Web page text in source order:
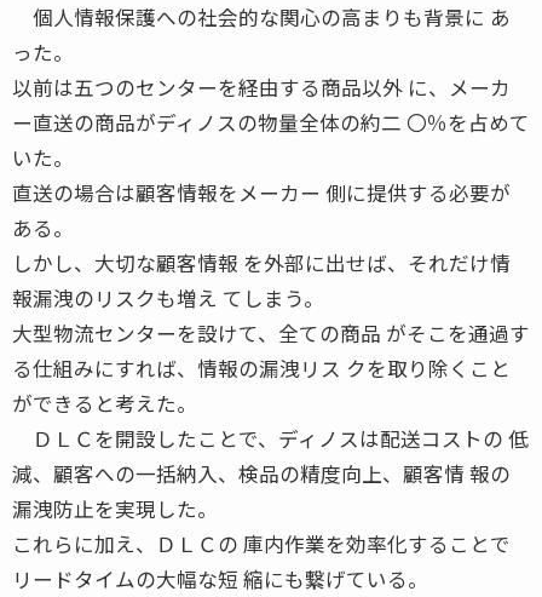
個人情報保護への社会的な関心の高まりも背景に あ
った。
以前は五つのセンターを経由する商品以外 に、メーカ
ー直送の商品がディノスの物量全体の約二 〇％を占めて
いた。
直送の場合は顧客情報をメーカー 側に提供する必要が
ある。
しかし、大切な顧客情報 を外部に出せば、それだけ情
報漏洩のリスクも増え てしまう。
大型物流センターを設けて、全ての商品 がそこを通過す
る仕組みにすれば、情報の漏洩リス クを取り除くこと
ができると考えた。
ＤＬＣを開設したことで、ディノスは配送コストの 低
減、顧客への一括納入、検品の精度向上、顧客情 報の
漏洩防止を実現した。
これらに加え、ＤＬＣの 庫内作業を効率化することで
リードタイムの大幅な短 縮にも繋げている。